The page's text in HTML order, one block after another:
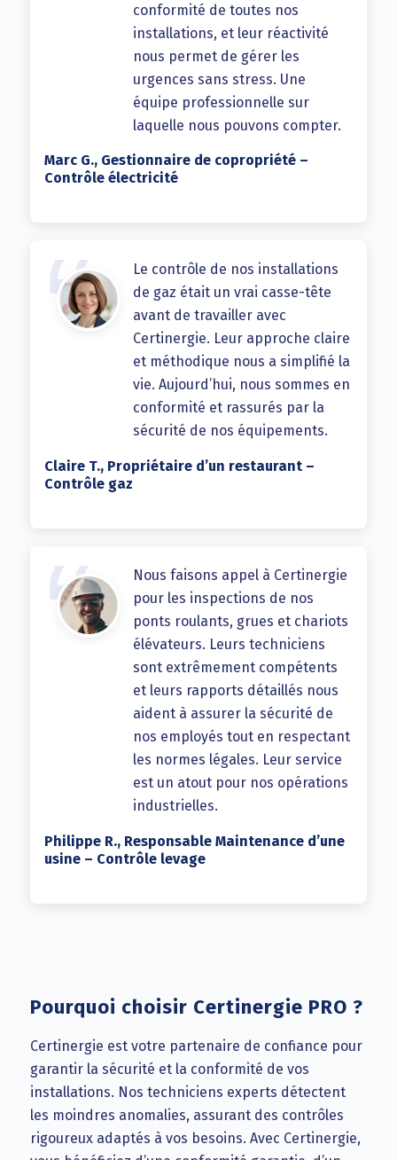
conformité de toutes nos
installations, et leur réactivité
nous permet de gérer les
urgences sans stress. Une
équipe professionnelle sur
laquelle nous pouvons compter.
Marc G., Gestionnaire de copropriété –
Contrôle électricité
Le contrôle de nos installations
de gaz était un vrai casse-tête
avant de travailler avec
Certinergie. Leur approche claire
et méthodique nous a simplifié la
vie. Aujourd’hui, nous sommes en
conformité et rassurés par la
sécurité de nos équipements.
Claire T., Propriétaire d’un restaurant –
Contrôle gaz
Nous faisons appel à Certinergie
pour les inspections de nos
ponts roulants, grues et chariots
élévateurs. Leurs techniciens
sont extrêmement compétents
et leurs rapports détaillés nous
aident à assurer la sécurité de
nos employés tout en respectant
les normes légales. Leur service
est un atout pour nos opérations
industrielles.
Philippe R., Responsable Maintenance d’une
usine – Contrôle levage
Pourquoi choisir Certinergie PRO ?
Certinergie est votre partenaire de confiance pour
garantir la sécurité et la conformité de vos
installations. Nos techniciens experts détectent
les moindres anomalies, assurant des contrôles
rigoureux adaptés à vos besoins. Avec Certinergie,